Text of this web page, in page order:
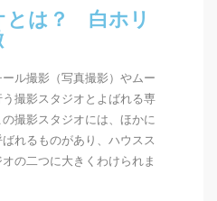
とは？ 白ホリ
ル撮影（写真撮影）やムー
撮影スタジオとよばれる専
撮影スタジオには、ほかに
れるものがあり、ハウスス
の二つに大きくわけられま